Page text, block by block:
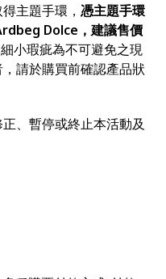
主題手環，憑主題手環
Dolce，建議售價
細小瑕疵為不可避免之現
請於購買前確認產品狀
、暫停或終止本活動及